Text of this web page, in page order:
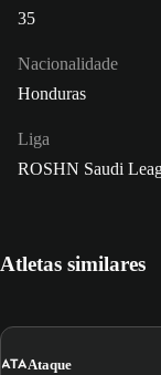
35
Nacionalidade
Honduras
Liga
ROSHN Saudi
Atletas similares
ATAAtaque